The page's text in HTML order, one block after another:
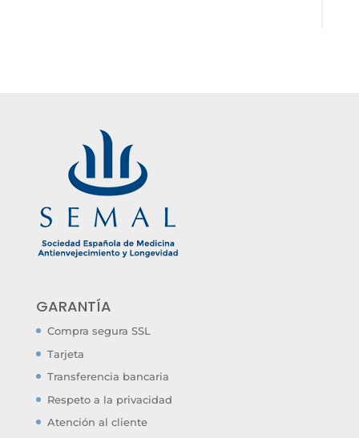
GARANTÍA
Compra segura SSL
Tarjeta
Transferencia bancaria
Respeto a la privacidad
Atención al cliente